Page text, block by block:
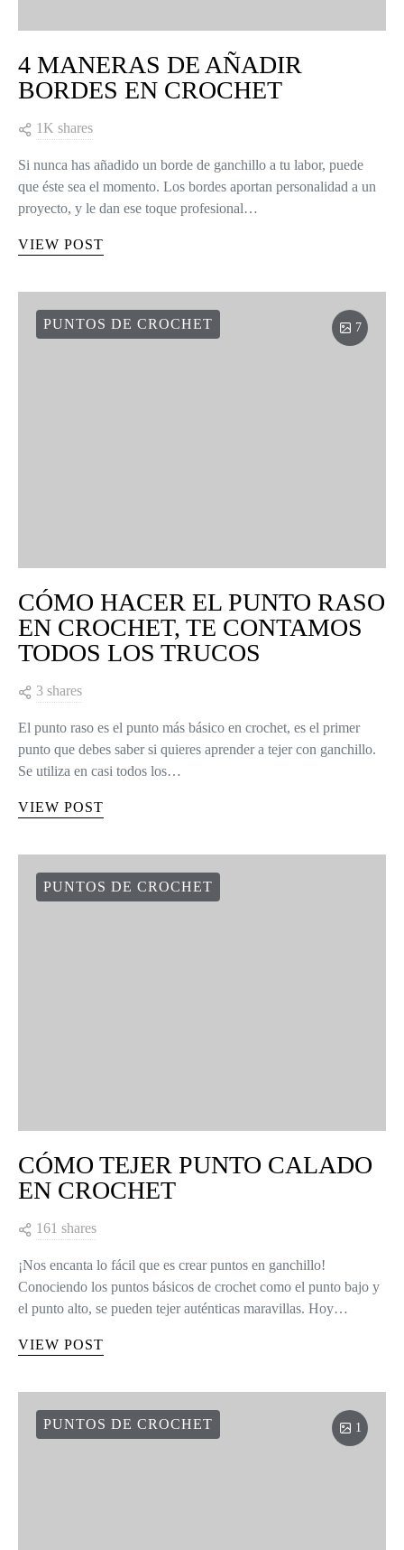
4 MANERAS DE AÑADIR
BORDES EN CROCHET
1K shares
Si nunca has añadido un borde de ganchillo a tu labor, puede
que éste sea el momento. Los bordes aportan personalidad a un
proyecto, y le dan ese toque profesional…
VIEW POST
PUNTOS DE CROCHET 7
CÓMO HACER EL PUNTO RASO
EN CROCHET, TE CONTAMOS
TODOS LOS TRUCOS
3 shares
El punto raso es el punto más básico en crochet, es el primer
punto que debes saber si quieres aprender a tejer con ganchillo.
Se utiliza en casi todos los…
VIEW POST
PUNTOS DE CROCHET
CÓMO TEJER PUNTO CALADO
EN CROCHET
161 shares
¡Nos encanta lo fácil que es crear puntos en ganchillo!
Conociendo los puntos básicos de crochet como el punto bajo y
el punto alto, se pueden tejer auténticas maravillas. Hoy…
VIEW POST
PUNTOS DE CROCHET 1